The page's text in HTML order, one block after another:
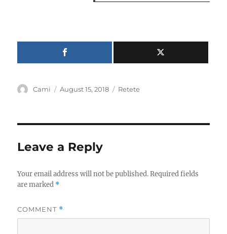
Author
Cami
Posted
August 15, 2018 Categories
Retete
Leave a Reply
Your email address will not be published. Required fields
are marked *
COMMENT *